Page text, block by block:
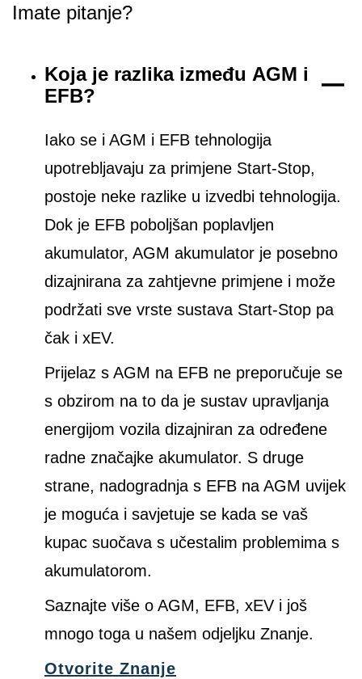
Imate pitanje?
Koja je razlika između AGM i
EFB?
Iako se i AGM i EFB tehnologija
upotrebljavaju za primjene Start-Stop,
postoje neke razlike u izvedbi tehnologija.
Dok je EFB poboljšan poplavljen
akumulator, AGM akumulator je posebno
dizajnirana za zahtjevne primjene i može
podržati sve vrste sustava Start-Stop pa
čak i xEV.
Prijelaz s AGM na EFB ne preporučuje se
s obzirom na to da je sustav upravljanja
energijom vozila dizajniran za određene
radne značajke akumulator. S druge
strane, nadogradnja s EFB na AGM uvijek
je moguća i savjetuje se kada se vaš
kupac suočava s učestalim problemima s
akumulatorom.
Saznajte više o AGM, EFB, xEV i još
mnogo toga u našem odjeljku Znanje.
Otvorite Znanje